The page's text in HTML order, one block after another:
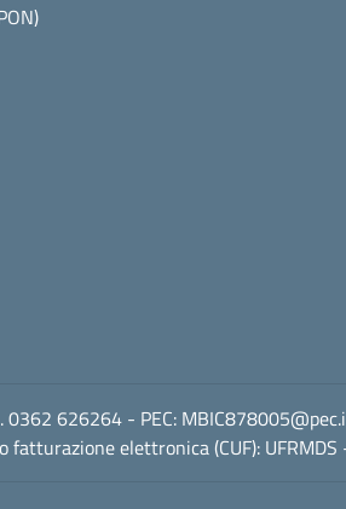
0362 626264 - PEC:
elettronica (CUF):